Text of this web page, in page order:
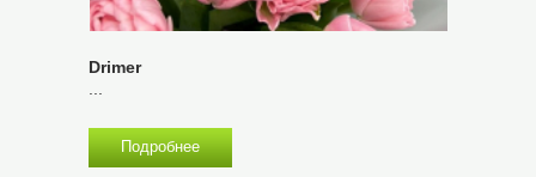
Drimer
Подробнее